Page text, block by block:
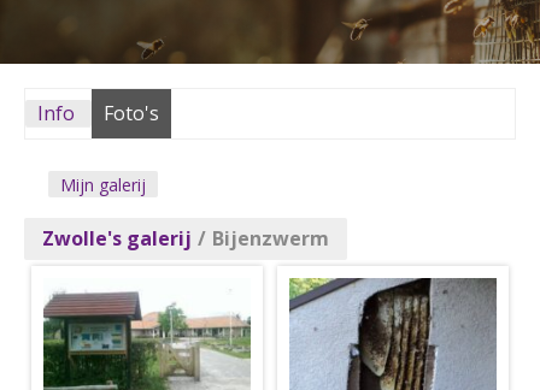
Info Foto's
Mijn galerij
Zwolle's galerij / Bijenzwerm